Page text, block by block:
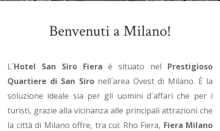
Benvenuti a Milano!
L´Hotel San Siro Fiera è situato nel Prestigioso
Quartiere di San Sironell´area Ovest di Milano. È la
soluzione ideale sia per gli uomini d´affari che per i
turisti, grazie alla vicinanza alle principali attrazioni che
la città di Milano offre, tra cui: Rho Fiera, Fiera Milano